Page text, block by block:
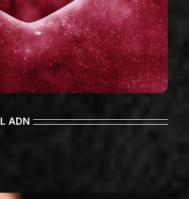
ADN